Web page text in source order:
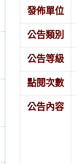
發佈單位
公告類別
公告等級
點閱次數
公告內容